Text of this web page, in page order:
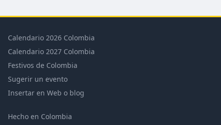
Calendario 2026 Colombia
Calendario 2027 Colombia
Festivos de Colombia
Sugerir un evento
Insertar en Web o blog
Hecho en Colombia